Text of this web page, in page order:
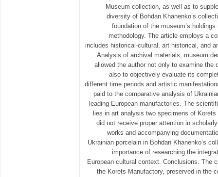
Museum collection, as well as to
diversity of Bohdan Khanenko’s
foundation of the museum’s
methodology. The article employs a
includes historical-cultural, art historical, and
Analysis of archival materials, museum
allowed the author not only to examine the
also to objectively evaluate its
different time periods and artistic
paid to the comparative analysis of
leading European manufactories. The
lies in art analysis two specimens of
did not receive proper attention in
works and accompanying
Ukrainian porcelain in Bohdan Khanenko’s
importance of researching the
European cultural context. Conclusions. The
the Korets Manufactory, preserved in the